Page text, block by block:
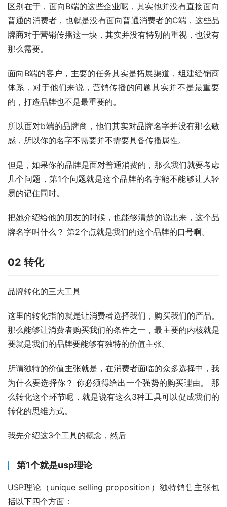
区别在于，面向B端的这些企业呢，其实他并没有直接面向
普通的消费者，也就是没有面向普通消费者的C端，这些品
牌商对于营销传播这一块，其实并没有特别的重视，也没有
那么需要。
面向B端的客户，主要的任务其实是拓展渠道，组建经销商
体系，对于他们来说，营销传播的问题其实并不是最重要
的，打造品牌也不是最重要的。
所以面对b端的品牌商，他们其实对品牌名字并没有那么敏
感，所以你的名字不需要并不需要具备传播属性。
但是，如果你的品牌是面对普通消费的，那么我们就要考虑
几个问题，第1个问题就是这个品牌的名字能不能够让人轻
易的记住同时。
把她介绍给他的朋友的时候，也能够清楚的说出来，这个品
牌名字叫什么？ 第2个点就是我们的这个品牌的口号啊。
02 转化
品牌转化的三大工具
这里的转化指的就是让消费者选择我们，购买我们的产品。
那么能够让消费者购买我们的条件之一，最主要的内核就是
要就是我们的品牌要能够有独特的价值主张。
所谓独特的价值主张就是，在消费者面临的众多选择中，我
为什么要选择你？ 你必须得给出一个强势的购买理由。 那
么转化这个环节呢，就是说有这么3种工具可以促成我们的
转化的思维方式。
我先介绍这3个工具的概念，然后
第1个就是usp理论
USP理论（unique selling proposition）独特销售主张包
括以下四个方面：